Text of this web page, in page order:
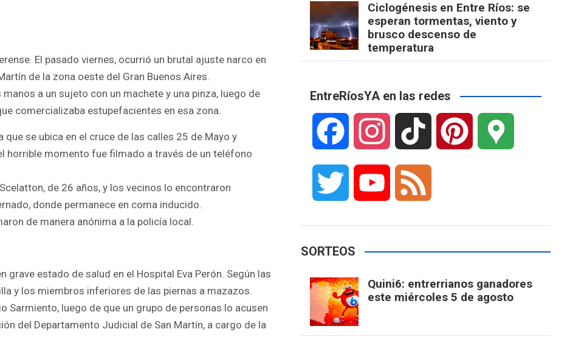
El pasado viernes, ocurrió un brutal ajuste narco en
de la zona oeste del Gran Buenos Aires.
a un sujeto con un machete y una pinza, luego de
comercializaba estupefacientes en esa zona.
se ubica en el cruce de las calles 25 de Mayo y
horrible momento fue filmado a través de un teléfono
de 26 años, y los vecinos lo encontraron
donde permanece en coma inducido.
de manera anónima a la policía local.
estado de salud en el Hospital Eva Perón. Según las
y los miembros inferiores de las piernas a mazazos.
Sarmiento, luego de que un grupo de personas lo acusen
del Departamento Judicial de San Martín, a cargo de la
Ciclogénesis en Entre Ríos: se
esperan tormentas, viento y
brusco descenso de
temperatura
EntreRíosYA en las redes
a
b
o
n
a
i
t
t
u e
d
SORTEOS
Quini6: entrerrianos ganadores
este miércoles 5 de agosto